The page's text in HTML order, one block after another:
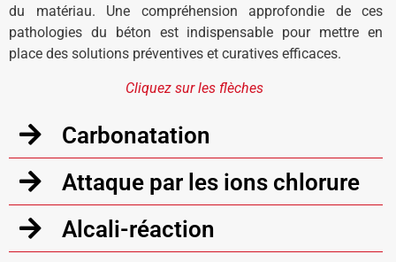
du matériau. Une compréhension approfondie de ces
pathologies du béton est indispensable pour mettre en
place des solutions préventives et curatives efficaces.
Cliquez sur les flèches
Carbonatation
Attaque par les ions chlorure
Alcali-réaction